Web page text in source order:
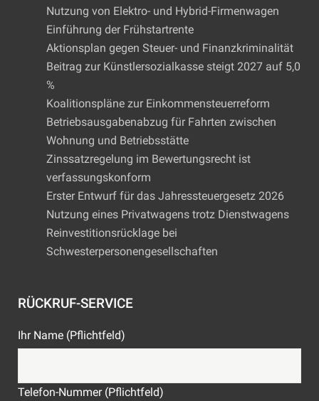
Nutzung von Elektro- und Hybrid-Firmenwagen
Einführung der Frühstartrente
Aktionsplan gegen Steuer- und Finanzkriminalität
Beitrag zur Künstlersozialkasse steigt 2027 auf 5,0
%
Koalitionspläne zur Einkommensteuerreform
Betriebsausgabenabzug für Fahrten zwischen
Wohnung und Betriebsstätte
Zinssatzregelung im Bewertungsrecht ist
verfassungskonform
Erster Entwurf für das Jahressteuergesetz 2026
Nutzung eines Privatwagens trotz Dienstwagens
Reinvestitionsrücklage bei
Schwesterpersonengesellschaften
RÜCKRUF-SERVICE
Ihr Name (Pflichtfeld)
Telefon-Nummer (Pflichtfeld)